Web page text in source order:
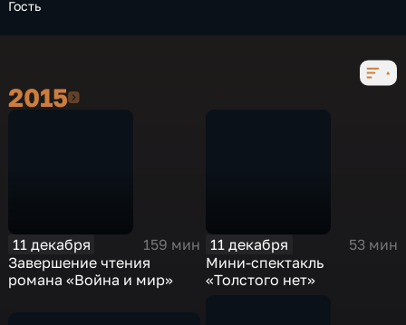
Гость
20152015
11 декабря
159 мин
Завершение чтения
романа «Война и мир»
11 декабря
53 мин
Мини-спектакль
«Толстого нет»